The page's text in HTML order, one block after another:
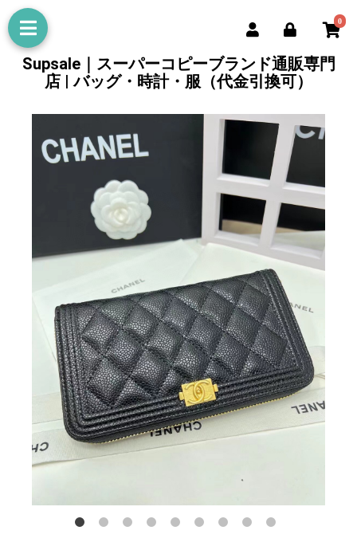
0
Supsale｜スーパーコピーブランド通販専門
店 | バッグ・時計・服（代金引換可）